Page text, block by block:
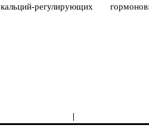
кальций-регулирующих